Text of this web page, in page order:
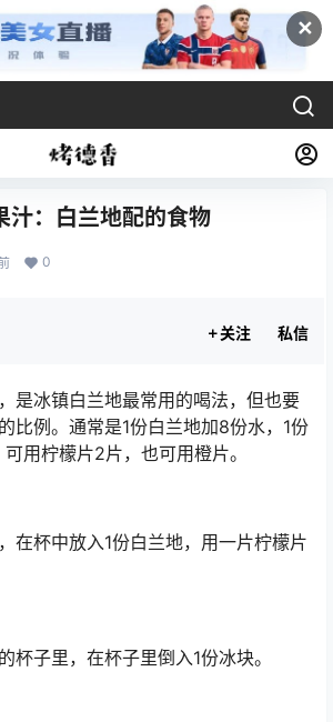
✕
汁：白兰地配的食物
0
关注 私信
是冰镇白兰地最常用的喝法，但也要
比例。通常是1份白兰地加8份水，1份
用柠檬片2片，也可用橙片。
在杯中放入1份白兰地，用一片柠檬片
杯子里，在杯子里倒入1份冰块。